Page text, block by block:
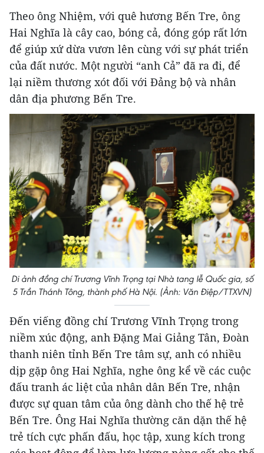
Theo ông Nhiệm, với quê hương Bến Tre, ông
Hai Nghĩa là cây cao, bóng cả, đóng góp rất lớn
để giúp xứ dừa vươn lên cùng với sự phát triển
của đất nước. Một người “anh Cả” đã ra đi, để
lại niềm thương xót đối với Đảng bộ và nhân
dân địa phương Bến Tre.
Di ảnh đồng chí Trương Vĩnh Trọng tại Nhà tang lễ Quốc gia, số
5 Trần Thánh Tông, thành phố Hà Nội. (Ảnh: Văn Điệp/TTXVN)
Đến viếng đồng chí Trương Vĩnh Trọng trong
niềm xúc động, anh Đặng Mai Giảng Tân, Đoàn
thanh niên tỉnh Bến Tre tâm sự, anh có nhiều
dịp gặp ông Hai Nghĩa, nghe ông kể về các cuộc
đấu tranh ác liệt của nhân dân Bến Tre, nhận
được sự quan tâm của ông dành cho thế hệ trẻ
Bến Tre. Ông Hai Nghĩa thường căn dặn thế hệ
trẻ tích cực phấn đấu, học tập, xung kích trong